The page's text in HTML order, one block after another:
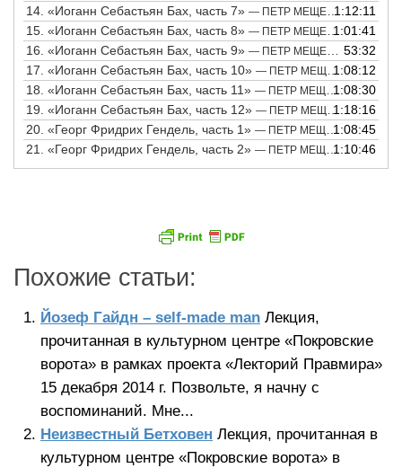
14. «Иоганн Себастьян Бах, часть 7» — ПЕТР МЕЩЕРИНОВ
1:12:11
15. «Иоганн Себастьян Бах, часть 8» — ПЕТР МЕЩЕРИНОВ 1:01:41
16. «Иоганн Себастьян Бах, часть 9» — ПЕТР МЕЩЕРИНОВ
53:32
17. «Иоганн Себастьян Бах, часть 10» — ПЕТР МЕЩЕРИНОВ 1:08:12
18. «Иоганн Себастьян Бах, часть 11» — ПЕТР МЕЩЕРИНОВ
1:08:30
19. «Иоганн Себастьян Бах, часть 12» — ПЕТР МЕЩЕРИНОВ 1:18:16
20. «Георг Фридрих Гендель, часть 1» — ПЕТР МЕЩЕРИНОВ
1:08:45
21. «Георг Фридрих Гендель, часть 2» — ПЕТР МЕЩЕРИНОВ 1:10:46
Похожие статьи:
Йозеф Гайдн – self-made man Лекция,
прочитанная в культурном центре «Покровские
ворота» в рамках проекта «Лекторий Правмира»
15 декабря 2014 г. Позвольте, я начну с
воспоминаний. Мне...
Неизвестный Бетховен Лекция, прочитанная в
культурном центре «Покровские ворота» в